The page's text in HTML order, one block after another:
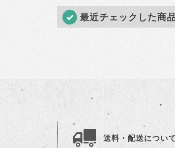
最近チェックした商
送料・配送について